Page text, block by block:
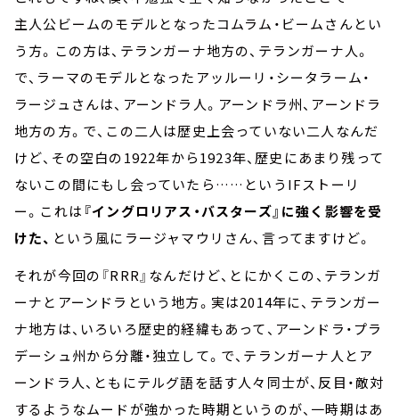
主人公ビームのモデルとなったコムラム・ビームさんとい
う方。この方は、テランガーナ地方の、テランガーナ人。
で、ラーマのモデルとなったアッルーリ・シータラーム・
ラージュさんは、アーンドラ人。アーンドラ州、アーンドラ
地方の方。で、この二人は歴史上会っていない二人なんだ
けど、その空白の1922年から1923年、歴史にあまり残って
ないこの間にもし会っていたら……というIFストーリ
ー。これは 『イングロリアス・バスターズ』に強く影響を受
けた、 という風にラージャマウリさん、言ってますけど。
それが今回の『RRR』なんだけど、とにかくこの、テランガ
ーナとアーンドラという地方。実は2014年に、テランガー
ナ地方は、いろいろ歴史的経緯もあって、アーンドラ・プラ
デーシュ州から分離・独立して。で、テランガーナ人とア
ーンドラ人、ともにテルグ語を話す人々同士が、反目・敵対
するようなムードが強かった時期というのが、一時期はあ